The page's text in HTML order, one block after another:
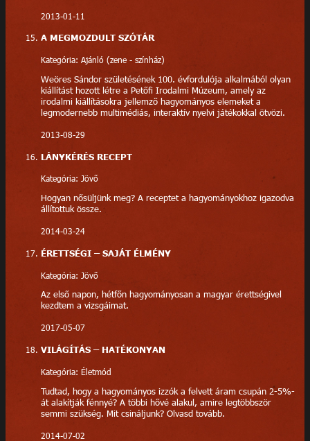
2013-01-11
A MEGMOZDULT SZÓTÁR
Kategória: Ajánló (zene - színház)
Weöres Sándor születésének 100. évfordulója alkalmából olyan
kiállítást hozott létre a Petőfi Irodalmi Múzeum, amely az
irodalmi kiállításokra jellemző hagyományos elemeket a
legmodernebb multimédiás, interaktív nyelvi játékokkal ötvözi.
2013-08-29
LÁNYKÉRÉS RECEPT
Kategória: Jövő
Hogyan nősüljünk meg? A receptet a hagyományokhoz igazodva
állítottuk össze.
2014-03-24
ÉRETTSÉGI – SAJÁT ÉLMÉNY
Kategória: Jövő
Az első napon, hétfőn hagyományosan a magyar érettségivel
kezdtem a vizsgáimat.
2017-05-07
VILÁGÍTÁS – HATÉKONYAN
Kategória: Életmód
Tudtad, hogy a hagyományos izzók a felvett áram csupán 2-5%-
át alakítják fénnyé? A többi hővé alakul, amire legtöbbször
semmi szükség. Mit csináljunk? Olvasd tovább.
2014-07-02